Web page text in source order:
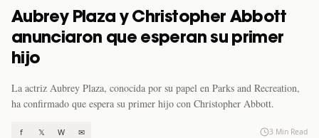
Aubrey Plaza y Christopher Abbott
anunciaron que esperan su primer
hijo
La actriz Aubrey Plaza, conocida por su papel en Parks and Recreation,
ha confirmado que espera su primer hijo con Christopher Abbott.
f 𝕏 W ✉ 3 Min Read